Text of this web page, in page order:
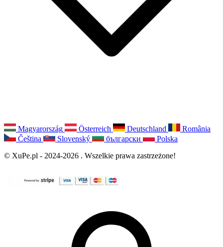
Magyarország Österreich Deutschland
România
Čeština
Slovenský български
Polska
© XuPe.pl - 2024-2026 . Wszelkie prawa zastrzeżone!